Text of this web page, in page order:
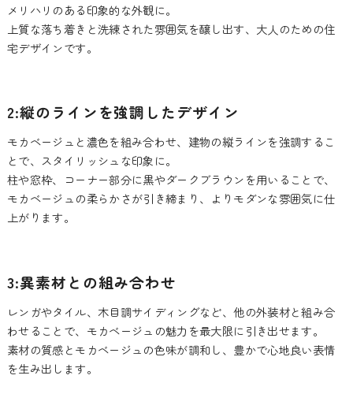
メリハリのある印象的な外観に。
上質な落ち着きと洗練された雰囲気を醸し出す、大人のための住
宅デザインです。
2:縦のラインを強調したデザイン
モカベージュと濃色を組み合わせ、建物の縦ラインを強調するこ
とで、スタイリッシュな印象に。
柱や窓枠、コーナー部分に黒やダークブラウンを用いることで、
モカベージュの柔らかさが引き締まり、よりモダンな雰囲気に仕
上がります。
3:異素材との組み合わせ
レンガやタイル、木目調サイディングなど、他の外装材と組み合
わせることで、モカベージュの魅力を最大限に引き出せます。
素材の質感とモカベージュの色味が調和し、豊かで心地良い表情
を生み出します。